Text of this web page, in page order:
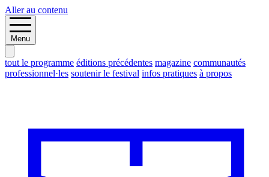
Aller au contenu
Menu
tout le programme éditions précédentes magazine communautés
professionnel·les soutenir le festival infos pratiques à propos